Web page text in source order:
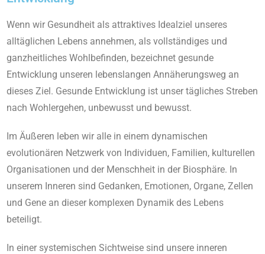
Wenn wir Gesundheit als attraktives Idealziel unseres
alltäglichen Lebens annehmen, als vollständiges und
ganzheitliches Wohlbefinden, bezeichnet gesunde
Entwicklung unseren lebenslangen Annäherungsweg an
dieses Ziel. Gesunde Entwicklung ist unser tägliches Streben
nach Wohlergehen, unbewusst und bewusst.
Im Äußeren leben wir alle in einem dynamischen
evolutionären Netzwerk von Individuen, Familien, kulturellen
Organisationen und der Menschheit in der Biosphäre. In
unserem Inneren sind Gedanken, Emotionen, Organe, Zellen
und Gene an dieser komplexen Dynamik des Lebens
beteiligt.
In einer systemischen Sichtweise sind unsere inneren